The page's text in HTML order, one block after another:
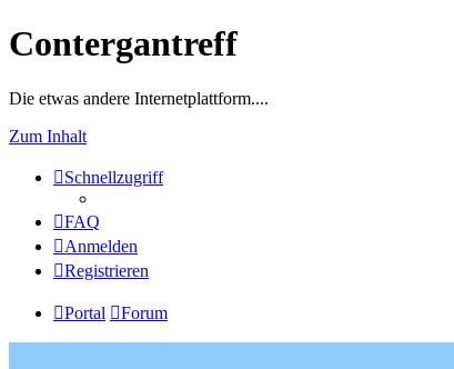
Contergantreff
Die etwas andere Internetplattform....
Zum Inhalt
Schnellzugriff
FAQ
Anmelden
Registrieren
Portal Forum